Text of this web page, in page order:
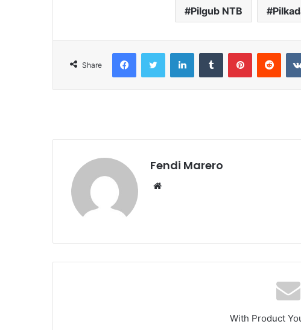
Pilgub NTB
Share
FacebookTwitter LinkedIn Tumblr Pinterest
Fendi Marero
With Product